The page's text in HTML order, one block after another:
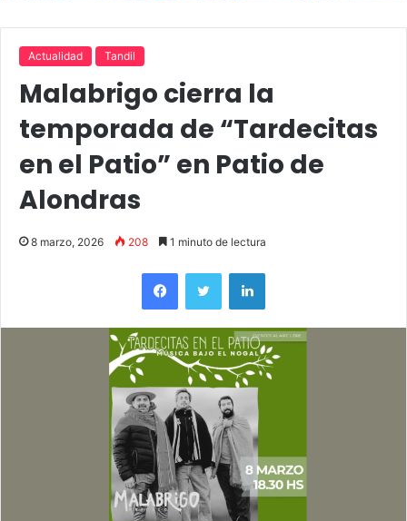
Actualidad Tandil
Malabrigo cierra la
temporada de “Tardecitas
en el Patio” en Patio de
Alondras
8 marzo, 2026 208 1 minuto de lectura